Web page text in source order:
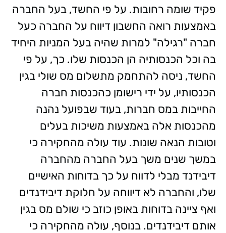
פקיד שומה רחובות. על פי החשד, בעל החברה
באמצעות רואה החשבון דיווח על החברה כעל
חברה "רגילה" למרות שהיה בעל המניות היחיד
בה וכל הכנסותיה הן הכנסות שלו. כך, על פי
החשד, ניסה להתחמק מתשלום מס שולי בגין
הכנסותיו, על ידי רישומן כהכנסות חברה
החייבות במס חברות, בעוד שבפועל נהנה
מהכנסות אלה באמצעות משיכות בעלים
וטובות הנאה שונות. עוד עולה מהחקירה כי
במשך שנים משך בעל החברה מהחברה
דיבידנד מבלי לדווח על כך בדוחות האישיים
שלו, והחברה לא דיווחה על חלוקת דיבידנדים
ואף ציינה בדוחות באופן כוזב כי שולם מס בגין
אותם דיבידנדים. בנוסף, עולה מהחקירה כי